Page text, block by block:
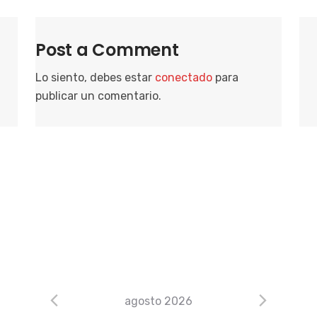
Post a Comment
Lo siento, debes estar conectado para
publicar un comentario.
agosto 2026